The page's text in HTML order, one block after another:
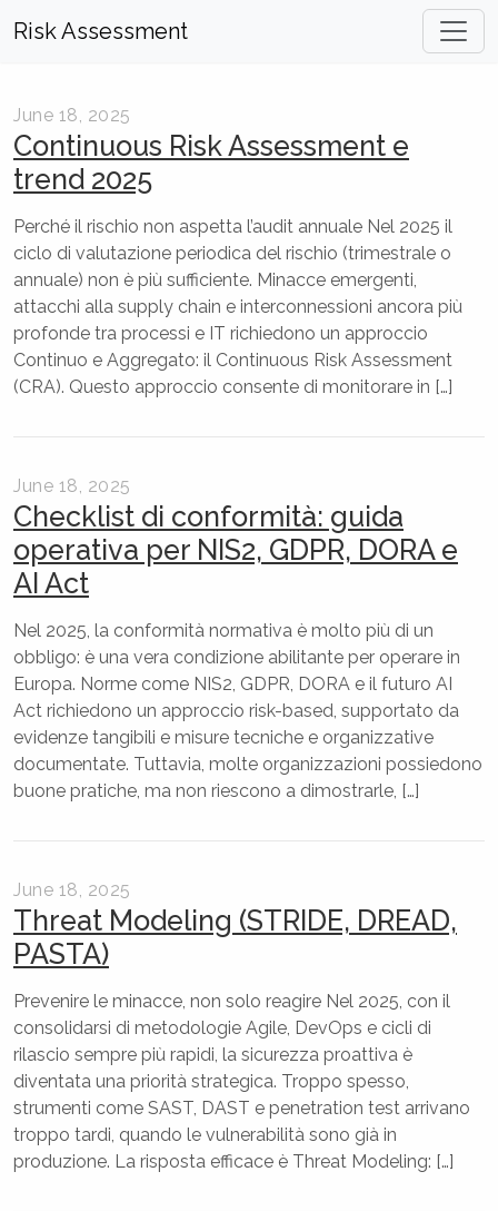
Risk Assessment
June 18, 2025
Continuous Risk Assessment e
trend 2025
Perché il rischio non aspetta l’audit annuale Nel 2025 il
ciclo di valutazione periodica del rischio (trimestrale o
annuale) non è più sufficiente. Minacce emergenti,
attacchi alla supply chain e interconnessioni ancora più
profonde tra processi e IT richiedono un approccio
Continuo e Aggregato: il Continuous Risk Assessment
(CRA). Questo approccio consente di monitorare in […]
June 18, 2025
Checklist di conformità: guida
operativa per NIS2, GDPR, DORA e
AI Act
Nel 2025, la conformità normativa è molto più di un
obbligo: è una vera condizione abilitante per operare in
Europa. Norme come NIS2, GDPR, DORA e il futuro AI
Act richiedono un approccio risk-based, supportato da
evidenze tangibili e misure tecniche e organizzative
documentate. Tuttavia, molte organizzazioni possiedono
buone pratiche, ma non riescono a dimostrarle, […]
June 18, 2025
Threat Modeling (STRIDE, DREAD,
PASTA)
Prevenire le minacce, non solo reagire Nel 2025, con il
consolidarsi di metodologie Agile, DevOps e cicli di
rilascio sempre più rapidi, la sicurezza proattiva è
diventata una priorità strategica. Troppo spesso,
strumenti come SAST, DAST e penetration test arrivano
troppo tardi, quando le vulnerabilità sono già in
produzione. La risposta efficace è Threat Modeling: […]